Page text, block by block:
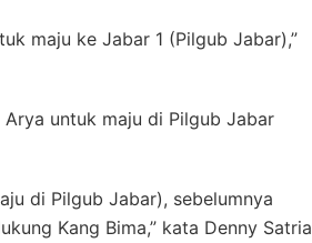
maju ke Jabar 1 (Pilgub Jabar),”
untuk maju di Pilgub Jabar
di Pilgub Jabar), sebelumnya
Kang Bima,” kata Denny Satria